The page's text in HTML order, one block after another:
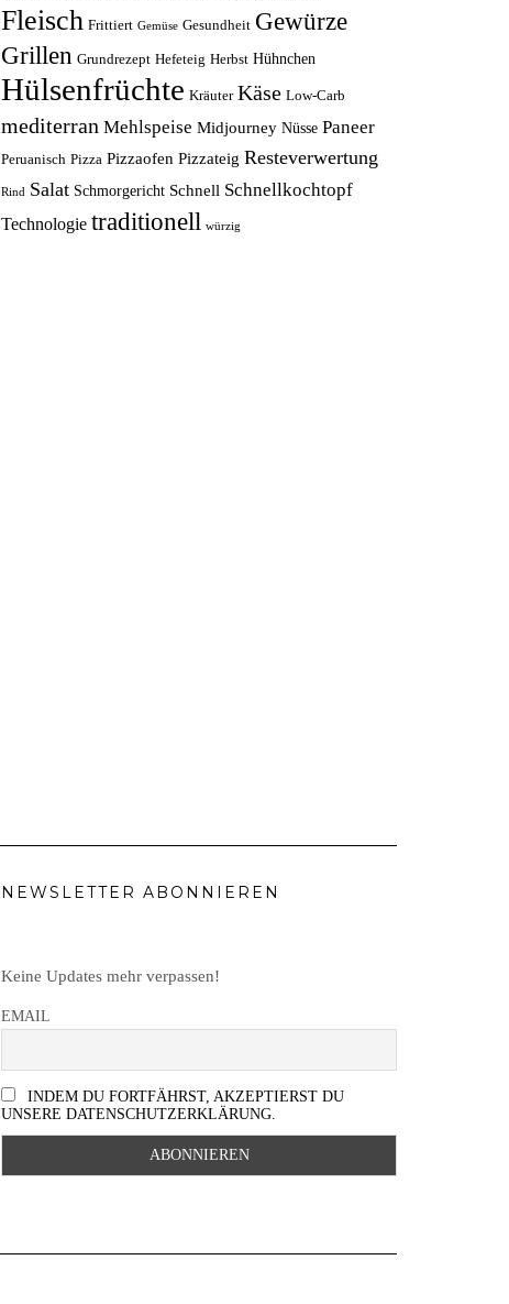
Fleisch Frittiert Gemüse Gesundheit Gewürze
Grillen Grundrezept Hefeteig Herbst Hühnchen
Hülsenfrüchte Kräuter Käse Low-Carb
mediterran Mehlspeise Midjourney Nüsse Paneer
Peruanisch Pizza Pizzaofen Pizzateig Resteverwertung
Rind Salat Schmorgericht Schnell Schnellkochtopf
Technologie traditionell würzig
NEWSLETTER ABONNIEREN
Keine Updates mehr verpassen!
EMAIL
INDEM DU FORTFÄHRST, AKZEPTIERST DU
UNSERE DATENSCHUTZERKLÄRUNG.